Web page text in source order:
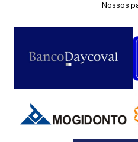
Nossos